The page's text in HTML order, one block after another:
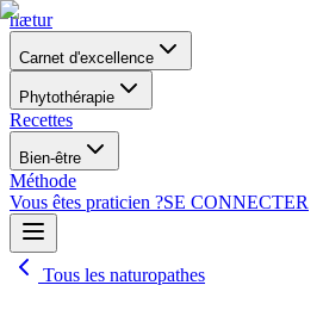
nætur
Carnet d'excellence
Phytothérapie
Recettes
Bien-être
Méthode
Vous êtes praticien ?SE CONNECTER
Tous les naturopathes